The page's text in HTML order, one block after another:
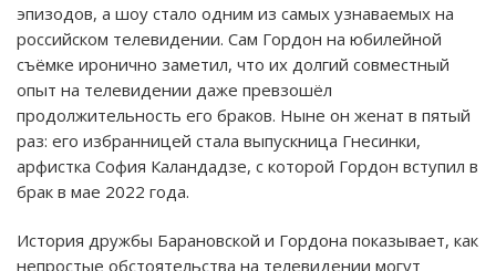
эпизодов, а шоу стало одним из самых узнаваемых на
российском телевидении. Сам Гордон на юбилейной
съёмке иронично заметил, что их долгий совместный
опыт на телевидении даже превзошёл
продолжительность его браков. Ныне он женат в пятый
раз: его избранницей стала выпускница Гнесинки,
арфистка София Каландадзе, с которой Гордон вступил в
брак в мае 2022 года.
История дружбы Барановской и Гордона показывает, как
непростые обстоятельства на телевидении могут